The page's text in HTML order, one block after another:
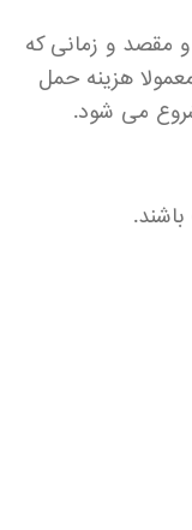
و مقصد و زمانی که
هزینه حمل